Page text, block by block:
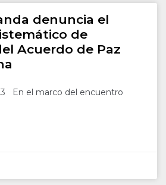
denuncia el
de
Acuerdo de Paz
En el marco del encuentro